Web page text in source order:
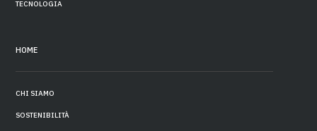
TECNOLOGIA
HOME
CHI SIAMO
SOSTENIBILITÀ